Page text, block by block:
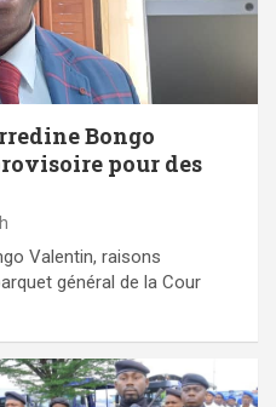
Bongo
pour des
Valentin, raisons
général de la Cour